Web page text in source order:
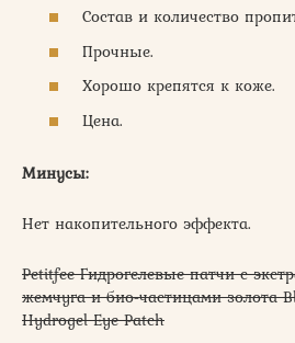
Состав и количество
Прочные.
Хорошо крепятся к коже.
Цена.
Минусы:
Нет накопительного эффекта.
Petitfee Гидрогелевые патчи с
жемчуга и био-частицами золота
Hydrogel Eye Patch